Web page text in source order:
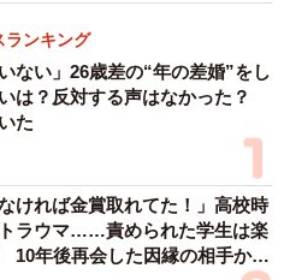
ランキング
ない」26歳差の“年の差婚”をし
は？反対する声はなかった？
た
ければ金賞取れてた！」高校時
ラウマ……責められた学生は楽
10年後再会した因縁の相手から